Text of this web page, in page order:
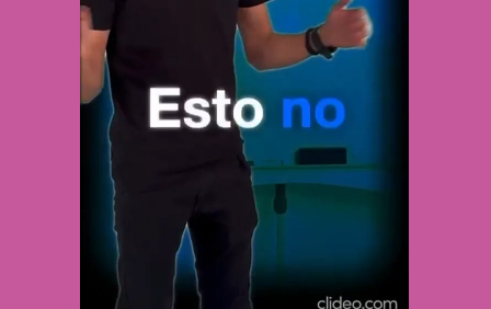
Clase
De 10 sports
DeDinero
Confabulario
Aviso Oportuno
Consultas